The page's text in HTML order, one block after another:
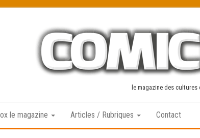
le magazine des cultures
le magazine Articles / Rubriques Contact